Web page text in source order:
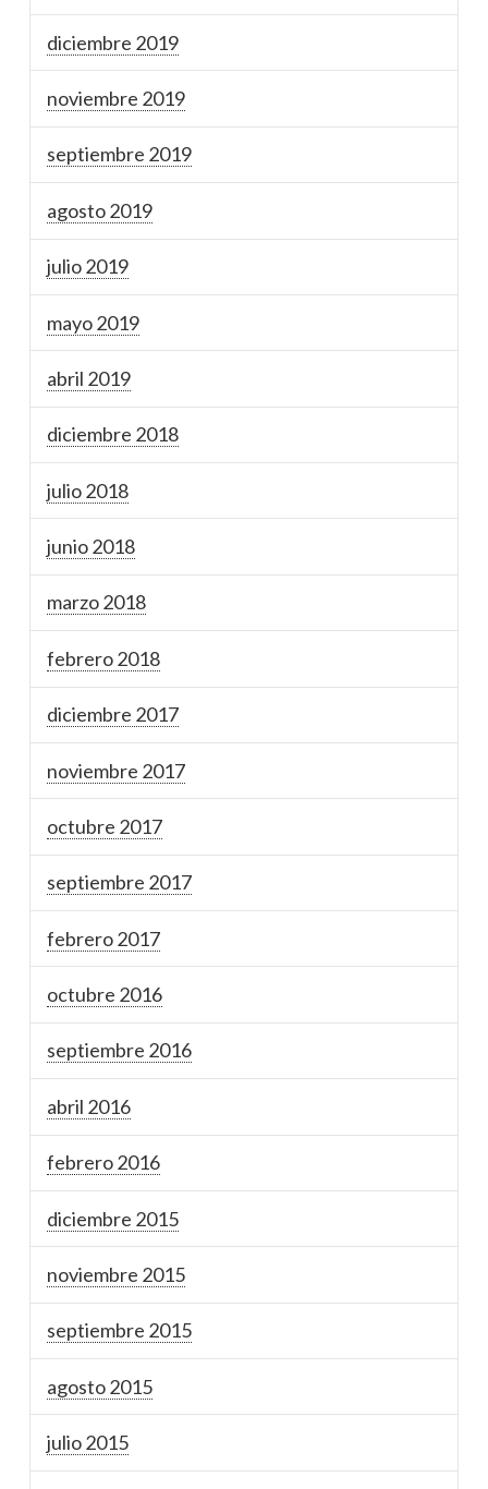
diciembre 2019
noviembre 2019
septiembre 2019
agosto 2019
julio 2019
mayo 2019
abril 2019
diciembre 2018
julio 2018
junio 2018
marzo 2018
febrero 2018
diciembre 2017
noviembre 2017
octubre 2017
septiembre 2017
febrero 2017
octubre 2016
septiembre 2016
abril 2016
febrero 2016
diciembre 2015
noviembre 2015
septiembre 2015
agosto 2015
julio 2015